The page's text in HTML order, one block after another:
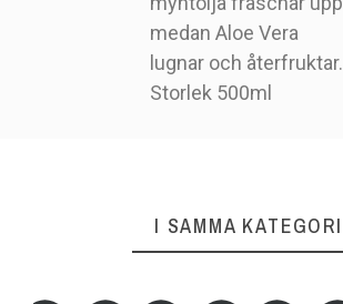
medan Aloe Vera
lugnar och återfruktar.
Storlek 500ml
I SAMMA KATEGORI